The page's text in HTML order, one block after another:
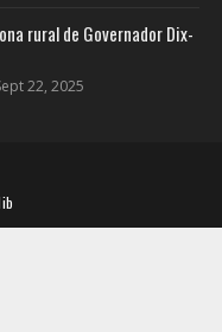
rural de Governador Dix-
22, 2025